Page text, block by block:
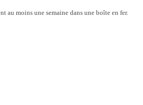
au moins une semaine dans une boîte en fer.